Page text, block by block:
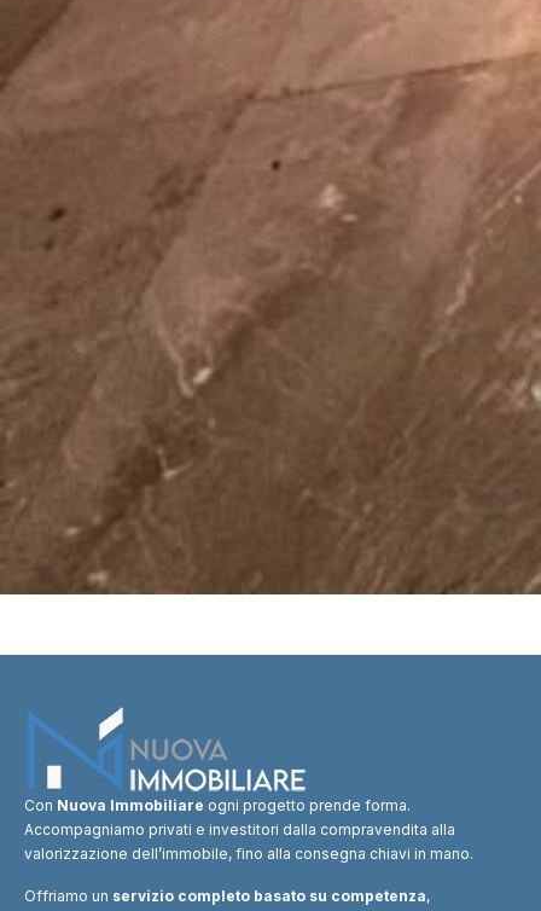
Con Nuova Immobiliare ogni progetto prende forma.
Accompagniamo privati e investitori dalla compravendita alla
valorizzazione dell’immobile, fino alla consegna chiavi in mano.
Offriamo un servizio completo basato su competenza,